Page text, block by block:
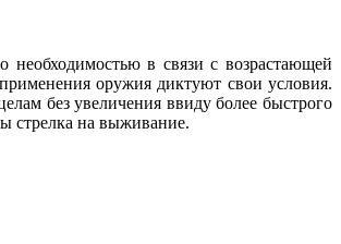
в связи с возрастающей
оружия диктуют свои условия.
без увеличения ввиду более быстрого
стрелка на выживание.